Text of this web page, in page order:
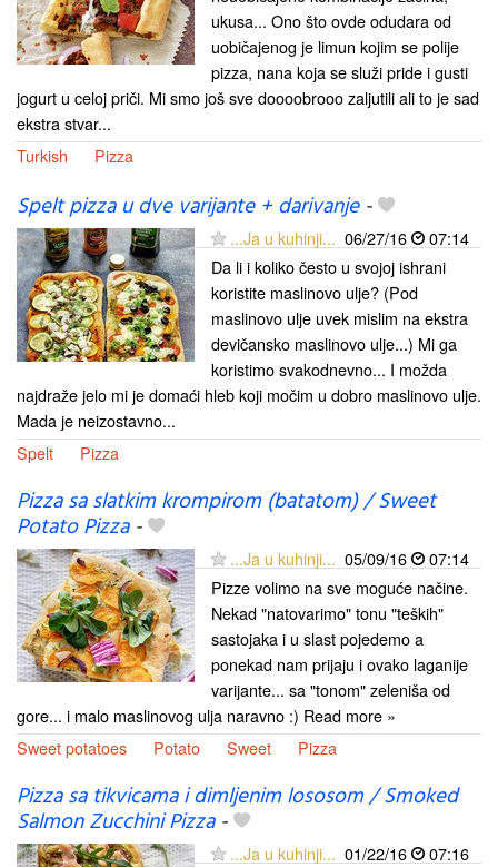
ukusa... Ono što ovde odudara od
uobičajenog je limun kojim se polije
pizza, nana koja se služi pride i gusti
jogurt u celoj priči. Mi smo još sve doooobrooo zaljutili ali to je sad
ekstra stvar...
Turkish
Pizza
Spelt pizza u dve varijante + darivanje-
...Ja u kuhinji... 06/27/16
07:14
Da li i koliko često u svojoj ishrani
koristite maslinovo ulje? (Pod
maslinovo ulje uvek mislim na ekstra
devičansko maslinovo ulje...) Mi ga
koristimo svakodnevno... I možda
najdraže jelo mi je domaći hleb koji močim u dobro maslinovo ulje.
Mada je neizostavno...
Spelt
Pizza
Pizza sa slatkim krompirom (batatom) / Sweet
Potato Pizza-
...Ja u kuhinji... 05/09/16
07:14
Pizze volimo na sve moguće načine.
Nekad "natovarimo" tonu "teških"
sastojaka i u slast pojedemo a
ponekad nam prijaju i ovako laganije
varijante... sa "tonom" zeleniša od
gore... i malo maslinovog ulja naravno :) Read more »
Sweet potatoes
Potato Sweet Pizza
Pizza sa tikvicama i dimljenim lososom / Smoked
Salmon Zucchini Pizza-
...Ja u kuhinji... 01/22/16
07:16